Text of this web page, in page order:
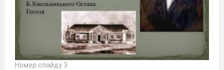
Номер слайду 3